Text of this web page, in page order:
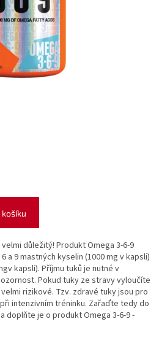
důležitý! Produkt Omega 3-6-9
a 9 mastných kyselin (1000 mg v kapsli)
kapsli). Příjmu tuků je nutné v
Pokud tuky ze stravy vyloučíte
rizikové. Tzv. zdravé tuky jsou pro
intenzivním tréninku. Zařaďte tedy do
doplňte je o produkt Omega 3-6-9 -